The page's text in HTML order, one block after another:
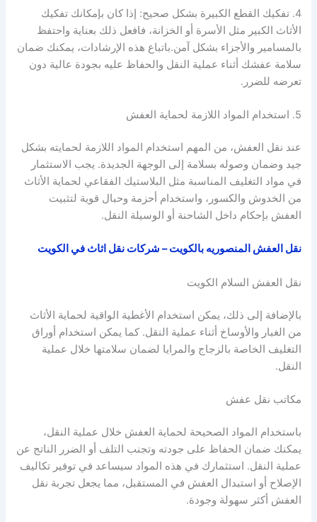
4. تفكيك القطع الكبيرة بشكل صحيح: إذا كان بإمكانك تفكيك
الأثاث الكبير مثل الأسرة أو الخزانة، فافعل ذلك بعناية واحتفظ
بالمسامير والأجزاء بشكل آمن.باتباع هذه الإرشادات، يمكنك ضمان
سلامة عفشك أثناء عملية النقل والحفاظ عليه بجودة عالية دون
تعرضه للضرر.
5. استخدام المواد اللازمة لحماية العفش
عند نقل العفش، من المهم استخدام المواد اللازمة لحمايته بشكل
جيد وضمان وصوله بسلامة إلى الوجهة الجديدة. يجب الاستثمار
في مواد التغليف المناسبة مثل البلاستيك الفقاعي لحماية الأثاث
من الخدوش والكسور، واستخدام أحزمة وحبال قوية لتثبيت
العفش بإحكام داخل الشاحنة أو الوسيلة النقل.
نقل العفش المنصوريه بالكويت – شركات نقل اثاث في الكويت
نقل العفش السلام الكويت
بالإضافة إلى ذلك، يمكن استخدام الأغطية الواقية لحماية الأثاث
من الغبار والأوساخ أثناء عملية النقل. كما يمكن استخدام أوراق
التغليف الخاصة بالزجاج والمرايا لضمان سلامتها خلال عملية
النقل.
مكاتب نقل عفش
باستخدام المواد الصحيحة لحماية العفش خلال عملية النقل،
يمكنك ضمان الحفاظ على جودته وتجنب التلف أو الضرر الناتج عن
عملية النقل. استثمارك في هذه المواد سيساعد في توفير تكاليف
الإصلاح أو استبدال العفش في المستقبل، مما يجعل تجربة نقل
العفش أكثر سهولة وجودة.